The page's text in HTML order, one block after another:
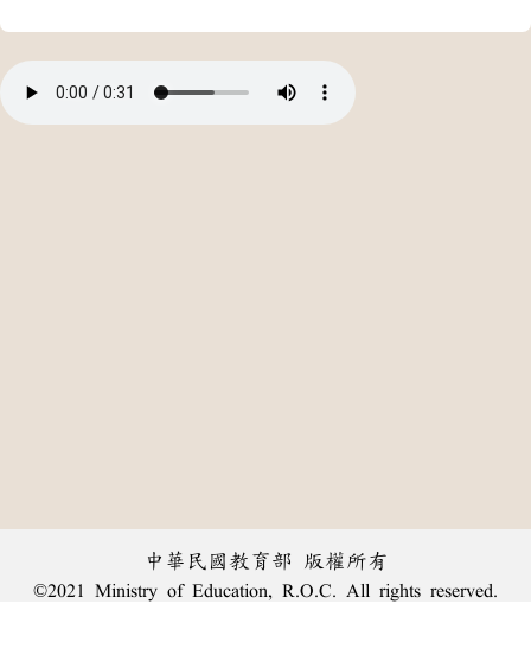
中華民國教育部 版權所有
©2021 Ministry of Education, R.O.C. All rights reserved.